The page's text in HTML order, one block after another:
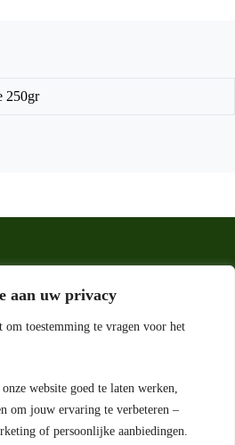
aan uw privacy
toestemming te vragen voor het
website goed te laten werken,
om jouw ervaring te verbeteren –
of persoonlijke aanbiedingen.
250gr